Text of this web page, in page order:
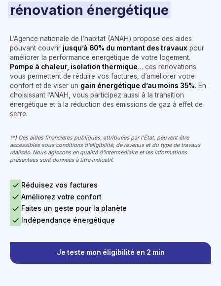
rénovation énergétique
L’Agence nationale de l’habitat (ANAH) propose des aides
pouvant couvrir jusqu’à 60% du montant des travaux pour
améliorer la performance énergétique de votre logement.
Pompe à chaleur, isolation thermique… ces rénovations
vous permettent de réduire vos factures, d’améliorer votre
confort et de viser un gain énergétique d’au moins 35%. En
choisissant l’ANAH, vous participez aussi à la transition
énergétique et à la réduction des émissions de gaz à effet de
serre.
(*) Ces aides financières publiques, attribuées par l’État, peuvent être
accessibles sous conditions d'éligibilité, de revenus et du type de travaux
réalisés. Nous agissons en qualité d'intermédiaire et les informations
présentées sont données à titre indicatif.
Réduisez vos factures
Améliorez votre confort
Faites un geste pour la planète
Indépendance énergétique
Je teste mon éligibilité en 2 min